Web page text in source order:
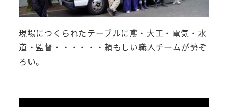
現場につくられたテーブルに鳶・大工・電気・水
道・監督・・・・・・頼もしい職人チームが勢ぞ
ろい。